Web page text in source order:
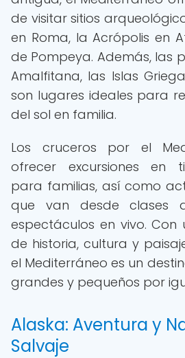
de visitar sitios
en Roma, la Acrópolis en
de Pompeya. Además, las
Amalfitana, las Islas
son lugares ideales para
del sol en familia.
Los cruceros por el
ofrecer excursiones en
para familias, así como
que van desde clases
espectáculos en vivo. Con
de historia, cultura y
el Mediterráneo es un
grandes y pequeños por
Alaska: Aventura y
Salvaje